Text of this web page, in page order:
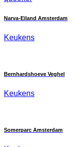
Narva-Eiland Amsterdam
Keukens
Bernhardshoeve Veghel
Keukens
Somerparc Amsterdam